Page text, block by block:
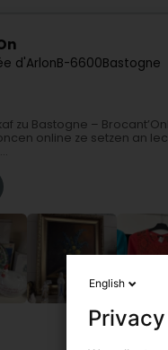
d'ArlonB-6600Bastogne
zu Bastogne –
online ze setzen an
English